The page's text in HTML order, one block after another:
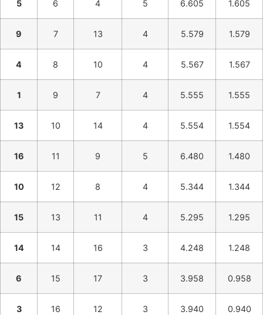
5 6 4 5 6.605 1.605
9 7 13 4 5.579 1.579
4 8 10 4 5.567 1.567
1 9 7 4 5.555 1.555
13 10 14 4 5.554 1.554
16 11 9 5 6.480 1.480
10 12 8 4 5.344 1.344
15 13 11 4 5.295 1.295
14 14 16 3 4.248 1.248
6 15 17 3 3.958 0.958
3 16 12 3 3.940 0.940